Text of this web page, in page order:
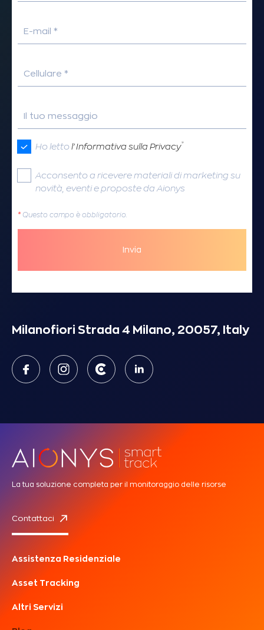
E-mail *
Cellulare *
Il tuo messaggio
Ho letto l'Informativa sulla Privacy*
Acconsento a ricevere materiali di marketing su
novità, eventi e proposte da Aionys
* Questo campo è obbligatorio.
Invia
Milanofiori Strada 4 Milano, 20057, Italy
La tua soluzione completa per il monitoraggio delle risorse
Contattaci
Assistenza Residenziale
Asset Tracking
Altri Servizi